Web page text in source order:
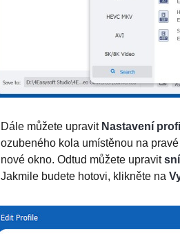
Dále můžete upravit Nastavení
ozubeného kola umístěnou na
nové okno. Odtud můžete upravit
Jakmile budete hotovi, klikněte na